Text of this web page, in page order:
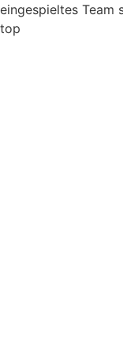
eingespieltes Team
top